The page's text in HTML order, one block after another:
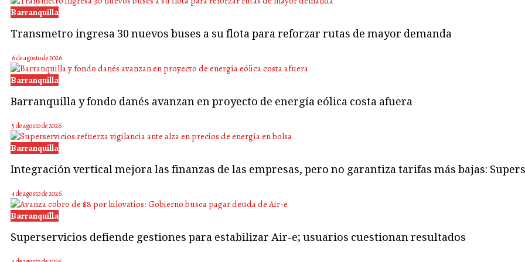
Barranquilla
Transmetro ingresa 30 nuevos buses a su flota para reforzar rutas de mayor demanda
6 de agosto de 2026
Barranquilla
Barranquilla y fondo danés avanzan en proyecto de energía eólica costa afuera
5 de agosto de 2026
Barranquilla
Integración vertical mejora las finanzas de las empresas, pero no garantiza tarifas más bajas:
4 de agosto de 2026
Barranquilla
Superservicios defiende gestiones para estabilizar Air-e; usuarios cuestionan resultados